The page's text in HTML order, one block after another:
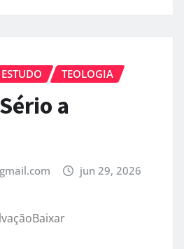
ESTUDO TEOLOGIA
a
jun 29, 2026